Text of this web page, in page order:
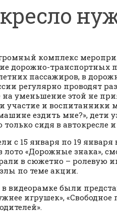
комплекс
дорожно-транспортных
пассажиров, в
регулярно проводят
уменьшение этой не
участие и воспитанники
ездить мне?», дети
сидя в автокресле
с 15 января по 19
лото «Дорожные знака»,
в сюжетно – ролевую
по теме акции.
видеорамке были
игрушек»,